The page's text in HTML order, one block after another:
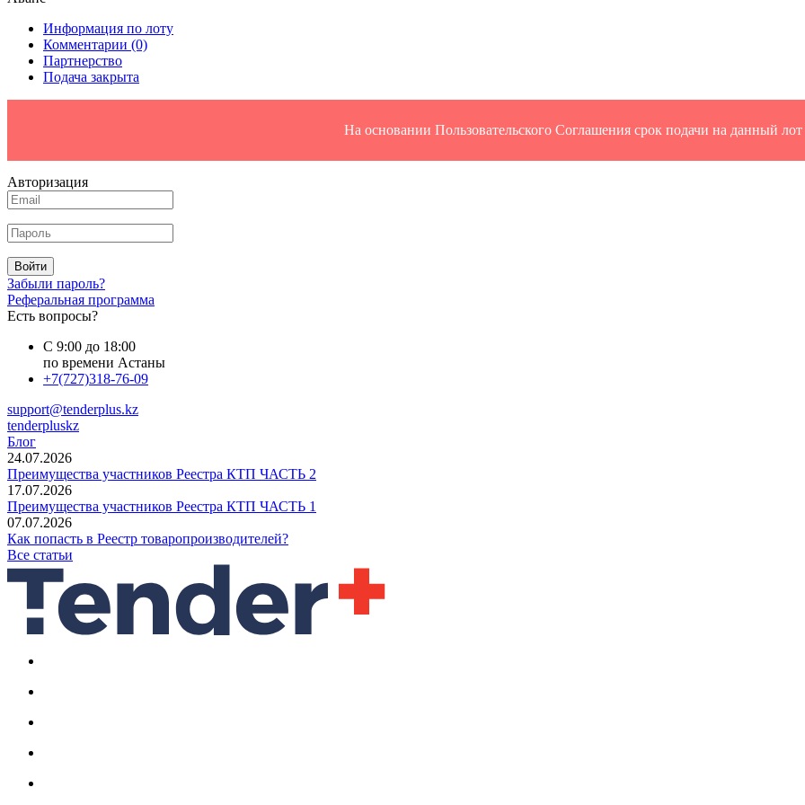
Информация по лоту
Комментарии (0)
Партнерство
Подача закрыта
На основании Пользовательского Соглашения срок подачи на данный лот
Авторизация
Войти
Забыли пароль?
Реферальная программа
Есть вопросы?
С 9:00 до 18:00
по времени Астаны
+7(727)318-76-09
support@tenderplus.kz
tenderpluskz
Блог
24.07.2026
Преимущества участников Реестра КТП ЧАСТЬ 2
17.07.2026
Преимущества участников Реестра КТП ЧАСТЬ 1
07.07.2026
Как попасть в Реестр товаропроизводителей?
Все статьи